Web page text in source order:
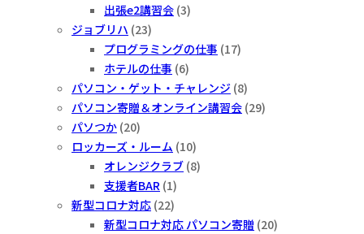
出張e2講習会 (3)
ジョブリハ (23)
プログラミングの仕事 (17)
ホテルの仕事 (6)
パソコン・ゲット・チャレンジ (8)
パソコン寄贈＆オンライン講習会 (29)
パソつか (20)
ロッカーズ・ルーム (10)
オレンジクラブ (8)
支援者BAR (1)
新型コロナ対応 (22)
新型コロナ対応 パソコン寄贈 (20)